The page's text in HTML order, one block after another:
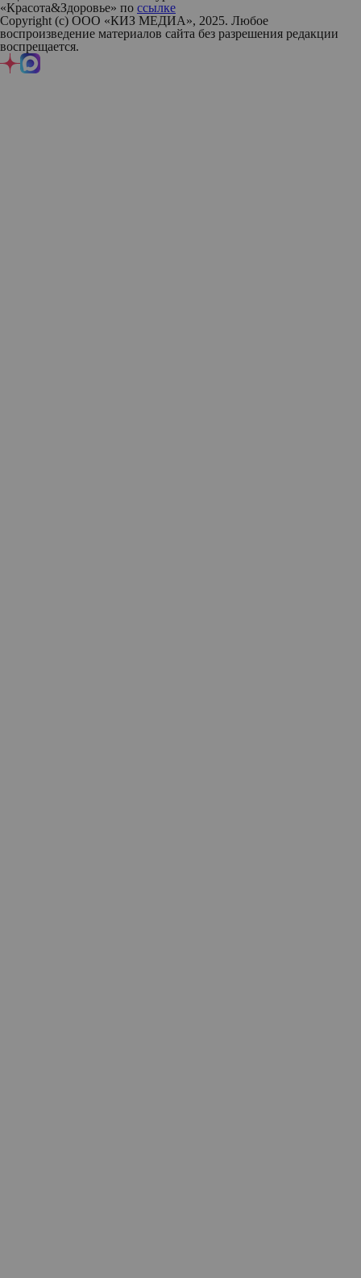
«Красота&Здоровье» по ссылке
Copyright (с) ООО «КИЗ МЕДИА», 2025. Любое
воспроизведение материалов сайта без разрешения редакции
воспрещается.